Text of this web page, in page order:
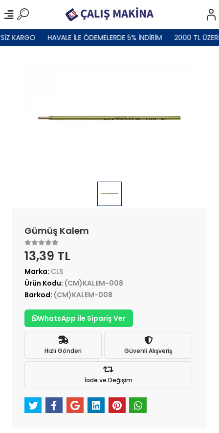
KARGO HAVALE İLE ÖDEMELERDE 5% İNDİRİM 2000 TL
Gümüş Kalem
13,39 TL
Marka: CLS
Ürün Kodu: (CM)KALEM-008
Barkod: (CM)KALEM-008
WhatsApp ile Sipariş Ver
Hızlı Gönderi Güvenli Alışveriş
İade ve Değişim